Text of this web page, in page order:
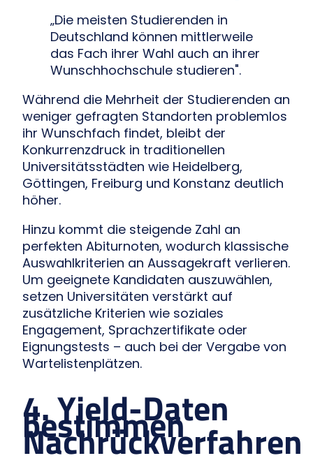
„Die meisten Studierenden in
Deutschland können mittlerweile
das Fach ihrer Wahl auch an ihrer
Wunschhochschule studieren".
Während die Mehrheit der Studierenden an
weniger gefragten Standorten problemlos
ihr Wunschfach findet, bleibt der
Konkurrenzdruck in traditionellen
Universitätsstädten wie Heidelberg,
Göttingen, Freiburg und Konstanz deutlich
höher.
Hinzu kommt die steigende Zahl an
perfekten Abiturnoten, wodurch klassische
Auswahlkriterien an Aussagekraft verlieren.
Um geeignete Kandidaten auszuwählen,
setzen Universitäten verstärkt auf
zusätzliche Kriterien wie soziales
Engagement, Sprachzertifikate oder
Eignungstests – auch bei der Vergabe von
Wartelistenplätzen.
4. Yield-Daten
bestimmen
Nachrückverfahren